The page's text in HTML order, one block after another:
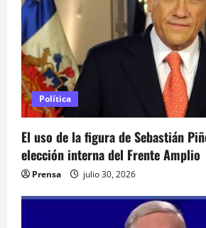
n
d
e
e
n
t
r
Política
El uso de la figura de Sebastián
elección interna del Frente Amplio
Prensa julio 30, 2026